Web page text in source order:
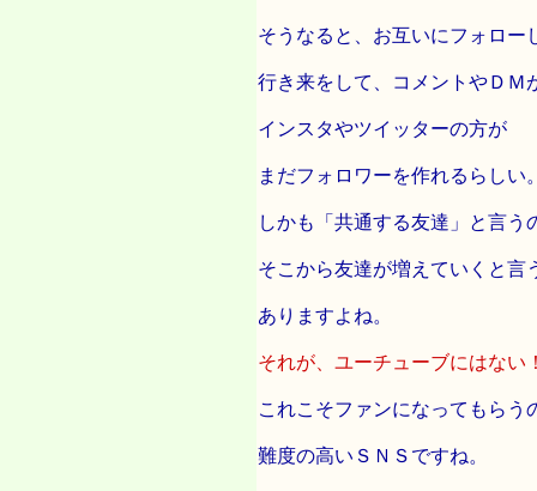
そうなると、お互いにフォロー
行き来をして、コメントやＤＭ
インスタやツイッターの方が
まだフォロワーを作れるらしい
しかも「共通する友達」と言う
そこから友達が増えていくと言
ありますよね。
それが、ユーチューブにはない
これこそファンになってもらう
難度の高いＳＮＳですね。